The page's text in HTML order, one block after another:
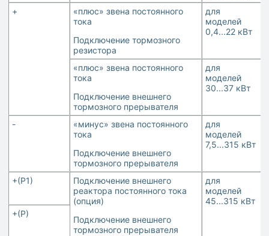
+
«плюс» звена постоянного
тока
Подключение тормозного
резистора
для
моделей
0,4...22 кВт
«плюс» звена постоянного
тока
Подключение внешнего
тормозного прерывателя
для
моделей
30...37 кВт
-
«минус» звена постоянного
тока
Подключение внешнего
тормозного прерывателя
для
моделей
7,5...315 кВт
+(Р1)
Подключение внешнего
реактора постоянного тока
(опция)
Подключение внешнего
тормозного прерывателя
для
моделей
45...315 кВт
+(Р)